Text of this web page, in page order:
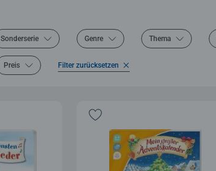
Sonderserie Genre Thema
Preis Filter zurücksetzen